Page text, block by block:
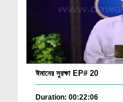
ঈমানের সুরক্ষা EP# 20
Duration: 00:22:06